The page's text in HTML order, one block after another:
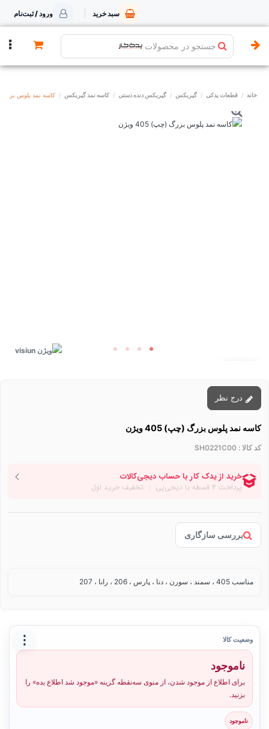
سبد خرید ورود / ثبت‌نام
جستجو در محصولات
خانه قطعات یدکی گیربکس گیربکس دنده دستی کاسه نمد گیربکس کاسه نمد پلوس بزرگ (چپ)
کاسه نمد پلوس بزرگ (چپ) 405 ویژن
کد کالا : SH0221C00
بررسی سازگاری
مناسب 405 ، سمند ، سورن ، دنا ، پارس ، 206 ، رانا ، 207
⋮ وضعیت کالا
ناموجود
برای اطلاع از موجود شدن، از منوی سه‌نقطه گزینه «موجود شد اطلاع بده» را
بزنید.
ناموجود